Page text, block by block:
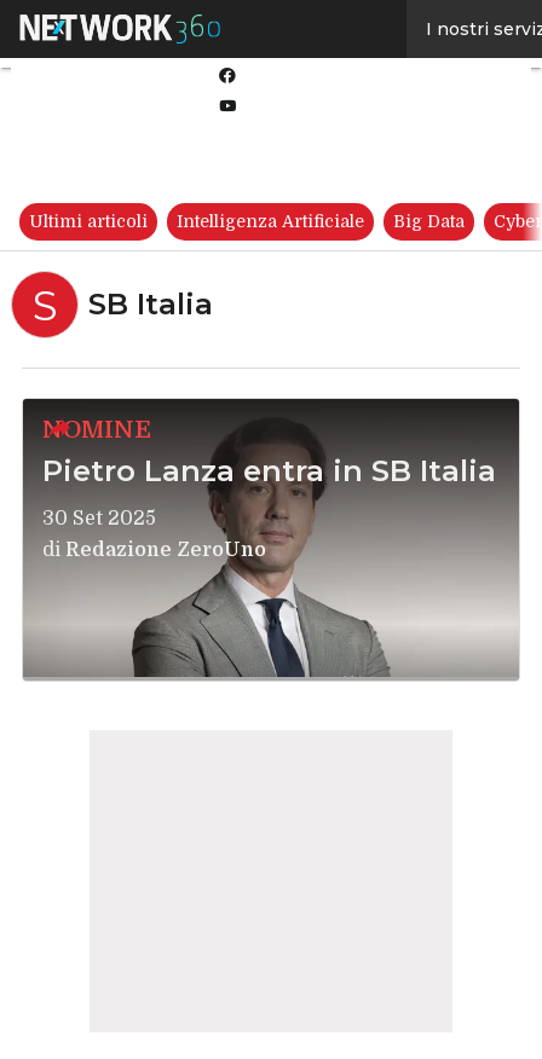
I nostri
Ultimi articoli Intelligenza Artificiale Big Data
S SB Italia
NOMINE
Pietro Lanza entra in SB Italia
30 Set 2025
di Redazione ZeroUno